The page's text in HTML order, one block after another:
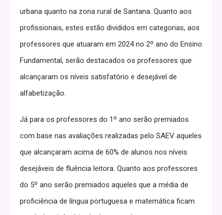
urbana quanto na zona rural de Santana. Quanto aos
profissionais, estes estão divididos em categorias, aos
professores que atuaram em 2024 no 2º ano do Ensino
Fundamental, serão destacados os professores que
alcançaram os níveis satisfatório e desejável de
alfabetização.
Já para os professores do 1º ano serão premiados
com base nas avaliações realizadas pelo SAEV aqueles
que alcançaram acima de 60% de alunos nos níveis
desejáveis de fluência leitora. Quanto aos professores
do 5º ano serão premiados aqueles que a média de
proficiência de língua portuguesa e matemática ficam